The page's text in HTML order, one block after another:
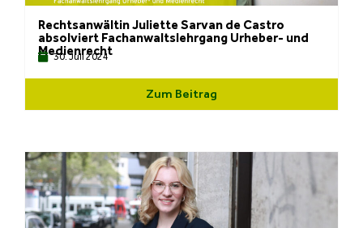
Rechtsanwältin Juliette Sarvan de Castro
absolviert Fachanwaltslehrgang Urheber- und
Medienrecht
30. Juli 2024
Zum Beitrag